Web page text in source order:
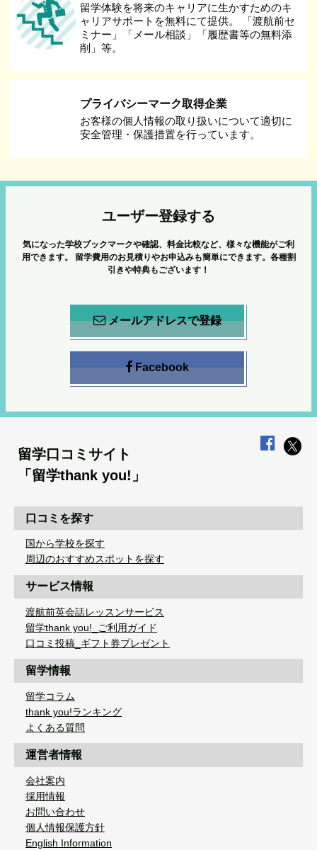
留学体験を将来のキャリアに生かすためのキ
ャリアサポートを無料にて提供。 「渡航前セ
ミナー」「メール相談」「履歴書等の無料添
削」等。
プライバシーマーク取得企業
お客様の個人情報の取り扱いについて適切に
安全管理・保護措置を行っています。
ユーザー登録する
気になった学校ブックマークや確認、料金比較など、様々な機能がご利
用できます。
留学費用のお見積りやお申込みも簡単にできます。各種割
引きや特典もございます！
メールアドレスで登録
Facebook
留学口コミサイト
「留学thank you!」
口コミを探す
国から学校を探す
周辺のおすすめスポットを探す
サービス情報
渡航前英会話レッスンサービス
留学thank you!_ご利用ガイド
口コミ投稿_ギフト券プレゼント
留学情報
留学コラム
thank you!ランキング
よくある質問
運営者情報
会社案内
採用情報
お問い合わせ
個人情報保護方針
English Information